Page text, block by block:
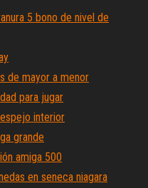
5 bono de nivel de
de mayor a menor
para jugar
interior
grande
amiga 500
en seneca niagara